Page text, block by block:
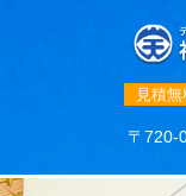
見積無
〒720-